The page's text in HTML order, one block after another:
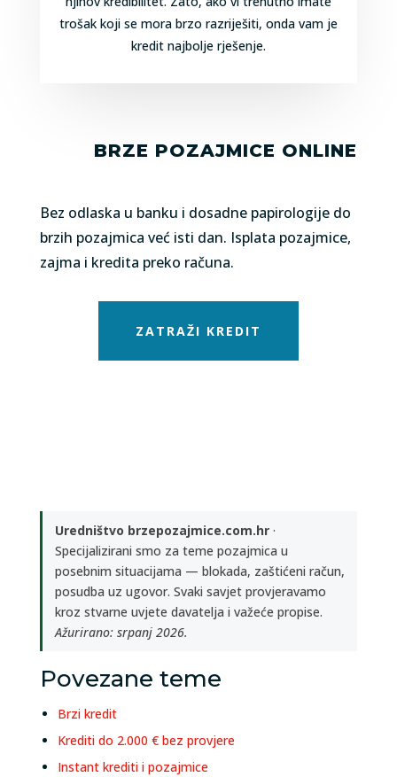
trošak koji se mora brzo razriješiti, onda vam je
kredit najbolje rješenje.
BRZE POZAJMICE ONLINE
Bez odlaska u banku i dosadne papirologije do
brzih pozajmica već isti dan. Isplata pozajmice,
zajma i kredita preko računa.
ZATRAŽI KREDIT
Uredništvo brzepozajmice.com.hr·
Specijalizirani smo za teme pozajmica u
posebnim situacijama — blokada, zaštićeni račun,
posudba uz ugovor. Svaki savjet provjeravamo
kroz stvarne uvjete davatelja i važeće propise.
Ažurirano: srpanj 2026.
Povezane teme
Brzi kredit
Krediti do 2.000 € bez provjere
Instant krediti i pozajmice